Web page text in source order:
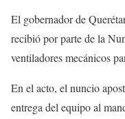
El gobernador de
recibió por parte de la
ventiladores mecánicos
En el acto, el nuncio
entrega del equipo al